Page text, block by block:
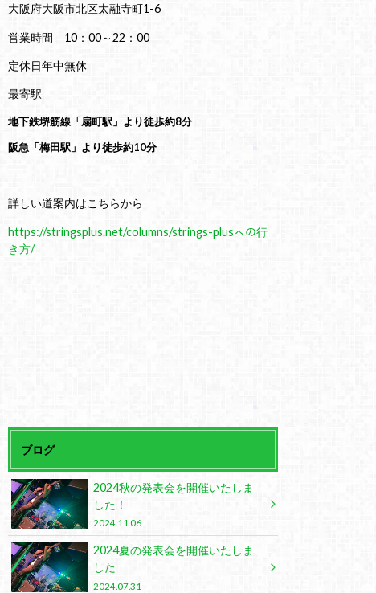
大阪府大阪市北区太融寺町1-6
営業時間 10：00～22：00
定休日年中無休
最寄駅
地下鉄堺筋線「扇町駅」より徒歩約8分
阪急「梅田駅」より徒歩約10分
詳しい道案内はこちらから
https://stringsplus.net/columns/strings-plusㇸの行
き方/
ブログ
2024秋の発表会を開催いたしま
した！
2024.11.06
2024夏の発表会を開催いたしま
した
2024.07.31